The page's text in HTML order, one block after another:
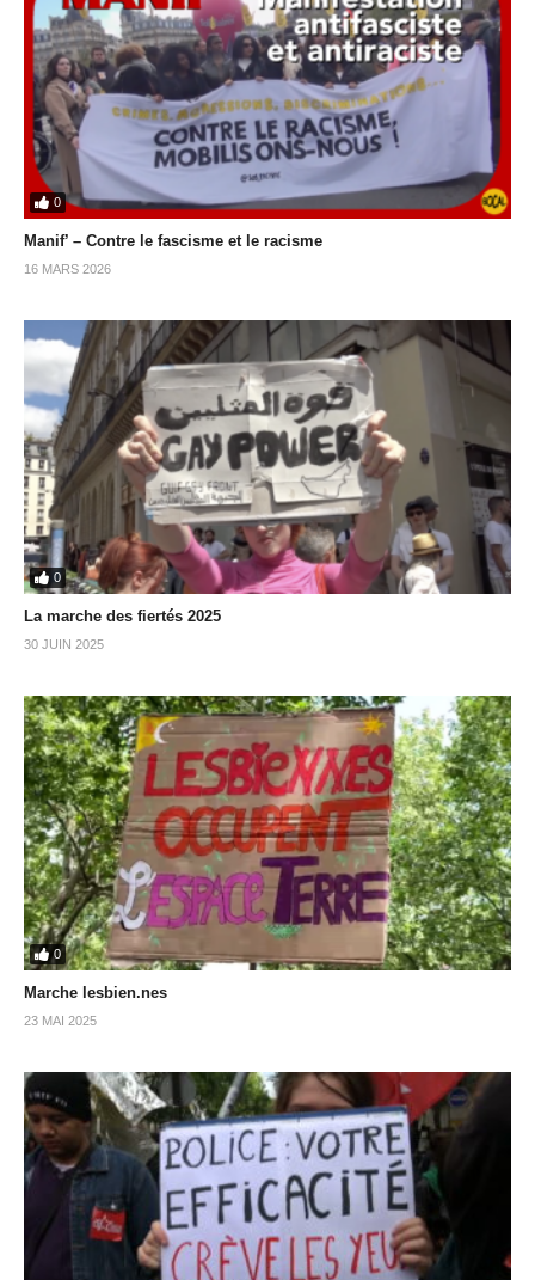
0
Manif’ – Contre le fascisme et le racisme
16 MARS 2026
0
La marche des fiertés 2025
30 JUIN 2025
0
Marche lesbien.nes
23 MAI 2025